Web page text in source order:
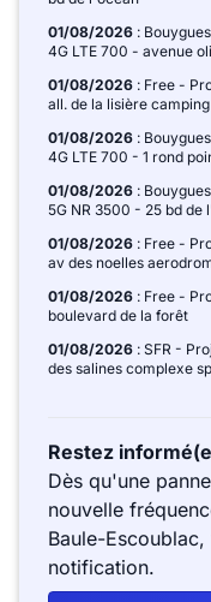
01/08/2026 :
4G LTE 700 - avenue
01/08/2026 : Free -
all. de la lisière
01/08/2026 :
4G LTE 700 - 1 rond
01/08/2026 :
5G NR 3500 - 25 bd de
01/08/2026 : Free -
av des noelles
01/08/2026 : Free -
boulevard de la forêt
01/08/2026 : SFR -
des salines complexe
Restez
Dès qu'une
nouvelle
Baule-
notification.